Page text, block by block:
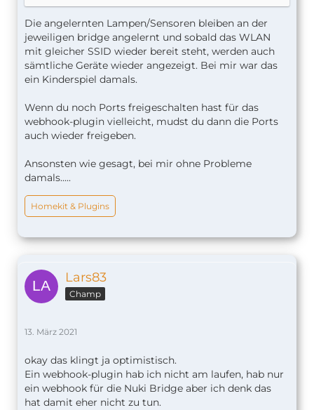
Die angelernten Lampen/Sensoren bleiben an der
jeweiligen bridge angelernt und sobald das WLAN
mit gleicher SSID wieder bereit steht, werden auch
sämtliche Geräte wieder angezeigt. Bei mir war das
ein Kinderspiel damals.
Wenn du noch Ports freigeschalten hast für das
webhook-plugin vielleicht, mudst du dann die Ports
auch wieder freigeben.
Ansonsten wie gesagt, bei mir ohne Probleme
damals.....
Homekit & Plugins
Lars83
Champ
13. März 2021
okay das klingt ja optimistisch.
Ein webhook-plugin hab ich nicht am laufen, hab nur
ein webhook für die Nuki Bridge aber ich denk das
hat damit eher nicht zu tun.